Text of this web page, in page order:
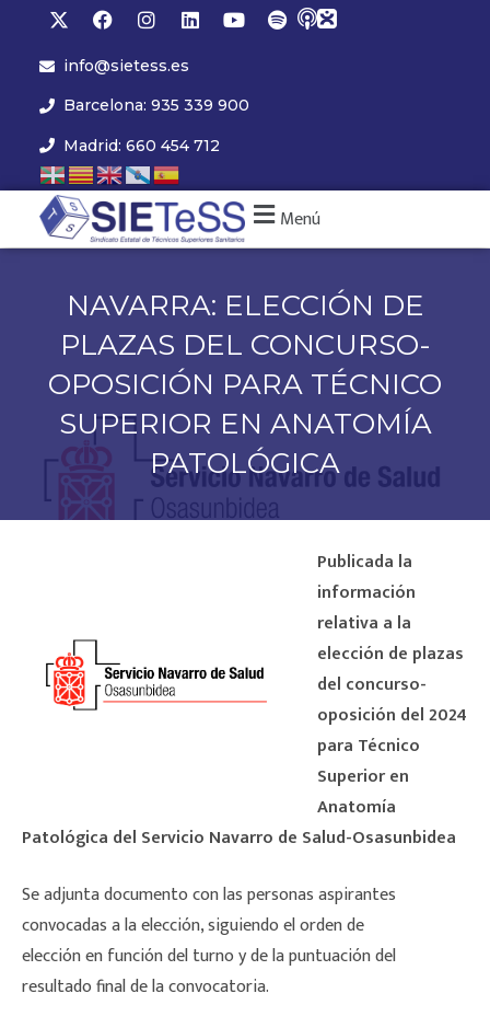
info@sietess.es
Barcelona: 935 339 900
Madrid: 660 454 712
Menú
NAVARRA: ELECCIÓN DE
PLAZAS DEL CONCURSO-
OPOSICIÓN PARA TÉCNICO
SUPERIOR EN ANATOMÍA
PATOLÓGICA
Publicada la
información
relativa a la
elección de plazas
del concurso-
oposición del 2024
para Técnico
Superior en
Anatomía
Patológica del Servicio Navarro de Salud-Osasunbidea
Se adjunta documento con las personas aspirantes
convocadas a la elección, siguiendo el orden de
elección en función del turno y de la puntuación del
resultado final de la convocatoria.